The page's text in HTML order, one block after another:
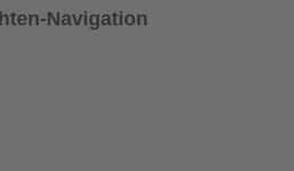
Navigation